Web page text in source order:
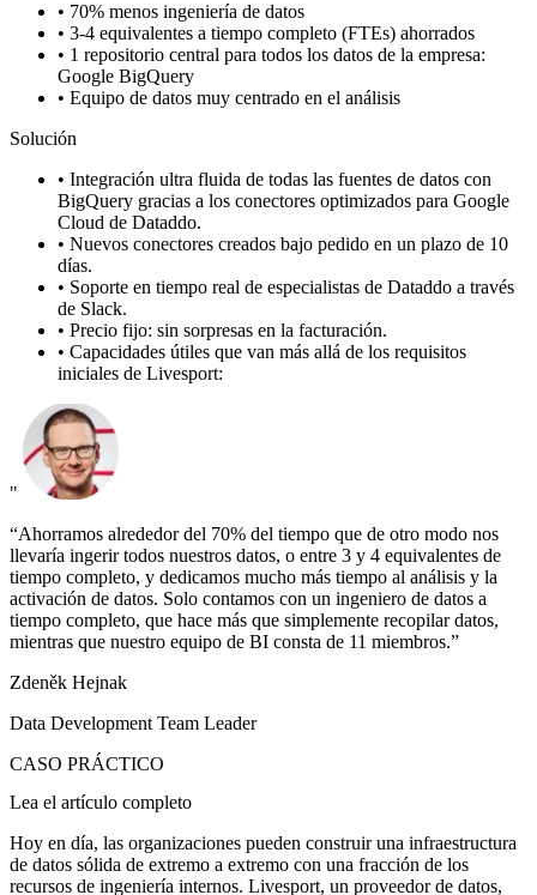
• 70% menos ingeniería de datos
• 3-4 equivalentes a tiempo completo (FTEs) ahorrados
• 1 repositorio central para todos los datos de la empresa:
Google BigQuery
• Equipo de datos muy centrado en el análisis
Solución
• Integración ultra fluida de todas las fuentes de datos con
BigQuery gracias a los conectores optimizados para Google
Cloud de Dataddo.
• Nuevos conectores creados bajo pedido en un plazo de 10
días.
• Soporte en tiempo real de especialistas de Dataddo a través
de Slack.
• Precio fijo: sin sorpresas en la facturación.
• Capacidades útiles que van más allá de los requisitos
iniciales de Livesport:
"
“Ahorramos alrededor del 70% del tiempo que de otro modo nos
llevaría ingerir todos nuestros datos, o entre 3 y 4 equivalentes de
tiempo completo, y dedicamos mucho más tiempo al análisis y la
activación de datos. Solo contamos con un ingeniero de datos a
tiempo completo, que hace más que simplemente recopilar datos,
mientras que nuestro equipo de BI consta de 11 miembros.”
Zdeněk Hejnak
Data Development Team Leader
CASO PRÁCTICO
Lea el artículo completo
Hoy en día, las organizaciones pueden construir una infraestructura
de datos sólida de extremo a extremo con una fracción de los
recursos de ingeniería internos. Livesport, un proveedor de datos,